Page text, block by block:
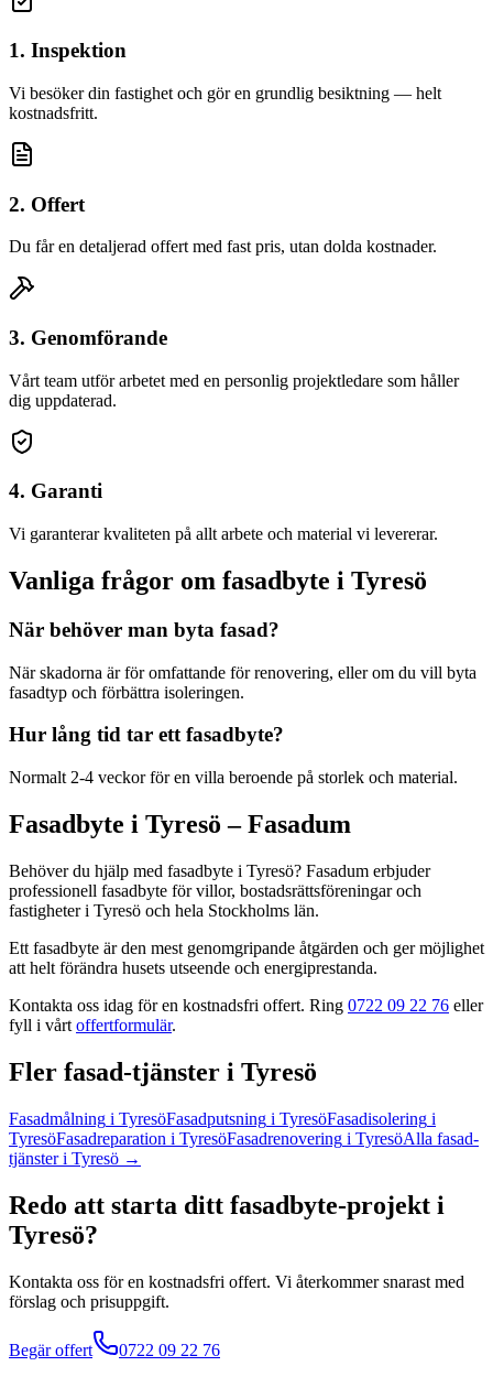
1. Inspektion
Vi besöker din fastighet och gör en grundlig besiktning — helt
kostnadsfritt.
2. Offert
Du får en detaljerad offert med fast pris, utan dolda kostnader.
3. Genomförande
Vårt team utför arbetet med en personlig projektledare som håller
dig uppdaterad.
4. Garanti
Vi garanterar kvaliteten på allt arbete och material vi levererar.
Vanliga frågor om fasadbyte i Tyresö
När behöver man byta fasad?
När skadorna är för omfattande för renovering, eller om du vill byta
fasadtyp och förbättra isoleringen.
Hur lång tid tar ett fasadbyte?
Normalt 2-4 veckor för en villa beroende på storlek och material.
Fasadbyte i Tyresö – Fasadum
Behöver du hjälp med fasadbyte i Tyresö? Fasadum erbjuder
professionell fasadbyte för villor, bostadsrättsföreningar och
fastigheteri Tyresö och hela Stockholms län.
Ett fasadbyte är den mest genomgripande åtgärden och ger möjlighet
att helt förändra husets utseende och energiprestanda.
Kontakta oss idag för en kostnadsfri offert. Ring 0722 09 22 76 eller
fyll i vårt offertformulär.
Fler fasad-tjänster i Tyresö
Fasadmålning i TyresöFasadputsning i TyresöFasadisolering i
TyresöFasadreparation i TyresöFasadrenovering i TyresöAlla fasad-
tjänsteri Tyresö →
Redo att starta ditt fasadbyte-projekt i
Tyresö?
Kontakta oss för en kostnadsfri offert. Vi återkommer snarast med
förslag och prisuppgift.
Begär offert 0722 09 22 76